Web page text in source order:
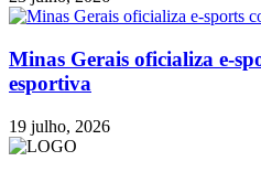
Minas Gerais oficializa e-
esportiva
19 julho, 2026